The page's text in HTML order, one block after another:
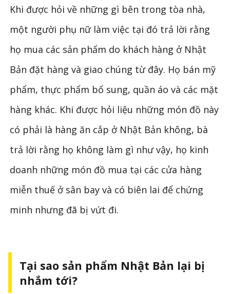
Khi được hỏi về những gì bên trong tòa nhà,
một người phụ nữ làm việc tại đó trả lời rằng
họ mua các sản phẩm do khách hàng ở Nhật
Bản đặt hàng và giao chúng từ đây. Họ bán mỹ
phẩm, thực phẩm bổ sung, quần áo và các mặt
hàng khác. Khi được hỏi liệu những món đồ này
có phải là hàng ăn cắp ở Nhật Bản không, bà
trả lời rằng họ không làm gì như vậy, họ kinh
doanh những món đồ mua tại các cửa hàng
miễn thuế ở sân bay và có biên lai để chứng
minh nhưng đã bị vứt đi.
Tại sao sản phẩm Nhật Bản lại bị
nhắm tới?